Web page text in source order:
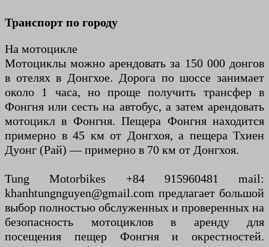
Транспорт по городу
На мотоцикле
Мотоциклы можно арендовать за 150 000 донгов
в отелях в Донгхое. Дорога по шоссе занимает
около 1 часа, но проще получить трансфер в
Фонгня или сесть на автобус, а затем арендовать
мотоцикл в Фонгня. Пещера Фонгня находится
примерно в 45 км от Донгхоя, а пещера Тхиен
Дуонг (Рай) — примерно в 70 км от Донгхоя.
Tung Motorbikes +84 915960481 mail:
khanhtungnguyen@gmail.com предлагает большой
выбор полностью обслуженных и проверенных на
безопасность мотоциклов в аренду для
посещения пещер Фонгня и окрестностей.